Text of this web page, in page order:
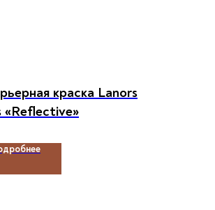
краска Lanors
«Reflective»